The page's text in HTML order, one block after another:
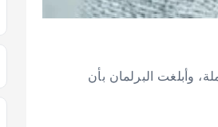
وأبلغت البرلمان بأن